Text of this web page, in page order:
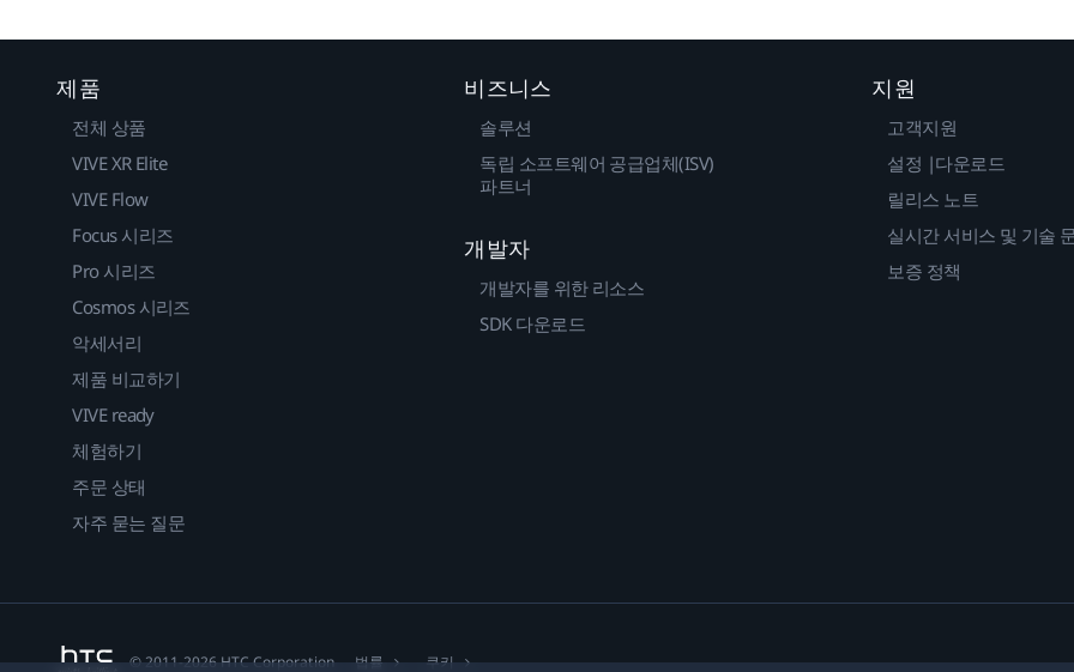
제품
전체 상품
VIVE XR Elite
VIVE Flow
Focus 시리즈
Pro 시리즈
Cosmos 시리즈
악세서리
제품 비교하기
VIVE ready
체험하기
주문 상태
자주 묻는 질문
비즈니스
솔루션
독립 소프트웨어 공급업체(ISV)
파트너
개발자
개발자를 위한 리소스
SDK 다운로드
지원
고객지원
설정 |다운로드
릴리스 노트
실시간 서비스 및 기술
보증 정책
© 2011-2026 HTC Corporation 법률 쿠키